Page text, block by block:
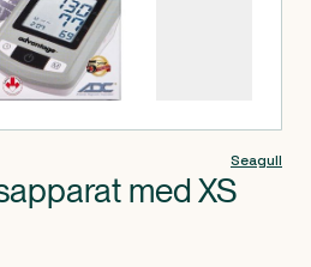
Seagull
med XS